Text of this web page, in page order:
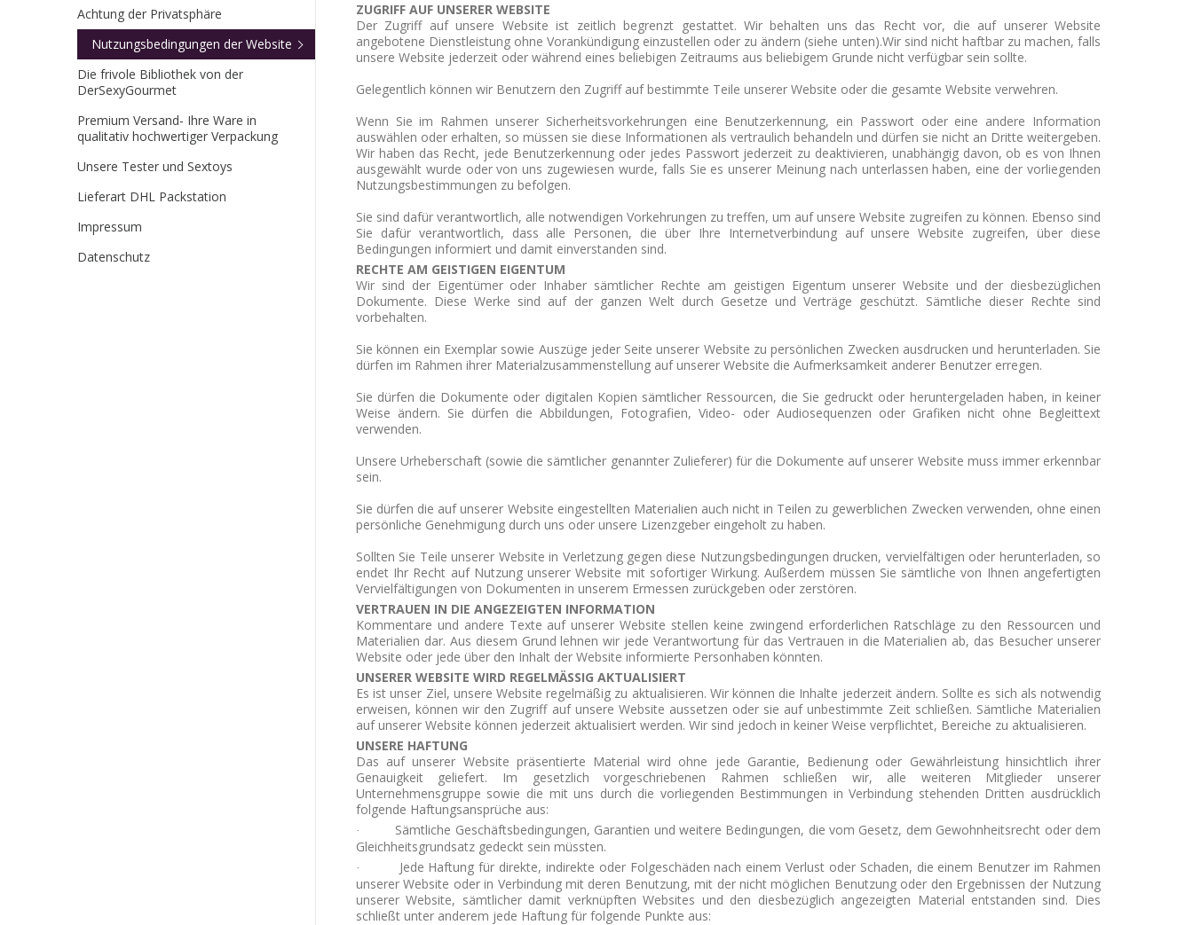
Achtung der Privatsphäre
Nutzungsbedingungen der Website
Die frivole Bibliothek von der
DerSexyGourmet
Premium Versand- Ihre Ware in
qualitativ hochwertiger Verpackung
Unsere Tester und Sextoys
Lieferart DHL Packstation
Impressum
Datenschutz
ZUGRIFF AUF UNSERER WEBSITE
Der Zugriff auf unsere Website ist zeitlich begrenzt gestattet. Wir behalten uns das Recht vor, die auf unserer Website
angebotene Dienstleistung ohne Vorankündigung einzustellen oder zu ändern (siehe unten).Wir sind nicht haftbar zu machen, falls
unsere Website jederzeit oder während eines beliebigen Zeitraums aus beliebigem Grunde nicht verfügbar sein sollte.
Gelegentlich können wir Benutzern den Zugriff auf bestimmte Teile unserer Website oder die gesamte Website verwehren.
Wenn Sie im Rahmen unserer Sicherheitsvorkehrungen eine Benutzerkennung, ein Passwort oder eine andere Information
auswählen oder erhalten, so müssen sie diese Informationen als vertraulich behandeln und dürfen sie nicht an Dritte weitergeben.
Wir haben das Recht, jede Benutzerkennung oder jedes Passwort jederzeit zu deaktivieren, unabhängig davon, ob es von Ihnen
ausgewählt wurde oder von uns zugewiesen wurde, falls Sie es unserer Meinung nach unterlassen haben, eine der vorliegenden
Nutzungsbestimmungen zu befolgen.
Sie sind dafür verantwortlich, alle notwendigen Vorkehrungen zu treffen, um auf unsere Website zugreifen zu können. Ebenso sind
Sie dafür verantwortlich, dass alle Personen, die über Ihre Internetverbindung auf unsere Website zugreifen, über diese
Bedingungen informiert und damit einverstanden sind.
RECHTE AM GEISTIGEN EIGENTUM
Wir sind der Eigentümer oder Inhaber sämtlicher Rechte am geistigen Eigentum unserer Website und der diesbezüglichen
Dokumente. Diese Werke sind auf der ganzen Welt durch Gesetze und Verträge geschützt. Sämtliche dieser Rechte sind
vorbehalten.
Sie können ein Exemplar sowie Auszüge jeder Seite unserer Website zu persönlichen Zwecken ausdrucken und herunterladen. Sie
dürfen im Rahmen ihrer Materialzusammenstellung auf unserer Website die Aufmerksamkeit anderer Benutzer erregen.
Sie dürfen die Dokumente oder digitalen Kopien sämtlicher Ressourcen, die Sie gedruckt oder heruntergeladen haben, in keiner
Weise ändern. Sie dürfen die Abbildungen, Fotografien, Video- oder Audiosequenzen oder Grafiken nicht ohne Begleittext
verwenden.
Unsere Urheberschaft (sowie die sämtlicher genannter Zulieferer) für die Dokumente auf unserer Website muss immer erkennbar
sein.
Sie dürfen die auf unserer Website eingestellten Materialien auch nicht in Teilen zu gewerblichen Zwecken verwenden, ohne einen
persönliche Genehmigung durch uns oder unsere Lizenzgeber eingeholt zu haben.
Sollten Sie Teile unserer Website in Verletzung gegen diese Nutzungsbedingungen drucken, vervielfältigen oder herunterladen, so
endet Ihr Recht auf Nutzung unserer Website mit sofortiger Wirkung. Außerdem müssen Sie sämtliche von Ihnen angefertigten
Vervielfältigungen von Dokumenten in unserem Ermessen zurückgeben oder zerstören.
VERTRAUEN IN DIE ANGEZEIGTEN INFORMATION
Kommentare und andere Texte auf unserer Website stellen keine zwingend erforderlichen Ratschläge zu den Ressourcen und
Materialien dar. Aus diesem Grund lehnen wir jede Verantwortung für das Vertrauen in die Materialien ab, das Besucher unserer
Website oder jede über den Inhalt der Website informierte Personhaben könnten.
UNSERER WEBSITE WIRD REGELMÄSSIG AKTUALISIERT
Es ist unser Ziel, unsere Website regelmäßig zu aktualisieren. Wir können die Inhalte jederzeit ändern. Sollte es sich als notwendig
erweisen, können wir den Zugriff auf unsere Website aussetzen oder sie auf unbestimmte Zeit schließen. Sämtliche Materialien
auf unserer Website können jederzeit aktualisiert werden. Wir sind jedoch in keiner Weise verpflichtet, Bereiche zu aktualisieren.
UNSERE HAFTUNG
Das auf unserer Website präsentierte Material wird ohne jede Garantie, Bedienung oder Gewährleistung hinsichtlich ihrer
Genauigkeit geliefert. Im gesetzlich vorgeschriebenen Rahmen schließen wir, alle weiteren Mitglieder unserer
Unternehmensgruppe sowie die mit uns durch die vorliegenden Bestimmungen in Verbindung stehenden Dritten ausdrücklich
folgende Haftungsansprüche aus:
·
Sämtliche Geschäftsbedingungen, Garantien und weitere Bedingungen, die vom Gesetz, dem Gewohnheitsrecht oder dem
Gleichheitsgrundsatz gedeckt sein müssten.
·
Jede Haftung für direkte, indirekte oder Folgeschäden nach einem Verlust oder Schaden, die einem Benutzer im Rahmen
unserer Website oder in Verbindung mit deren Benutzung, mit der nicht möglichen Benutzung oder den Ergebnissen der Nutzung
unserer Website, sämtlicher damit verknüpften Websites und den diesbezüglich angezeigten Material entstanden sind. Dies
schließt unter anderem jede Haftung für folgende Punkte aus: